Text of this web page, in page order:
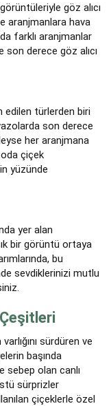
göz alıcı
aranjmanlara hava
farklı aranjmanlar
derece göz alıcı
edilen türlerden biri
son derece
her aranjmana
çiçek
yüzünde
yer alan
bir görüntü ortaya
bu
sevdiklerinizi mutlu
sürdüren ve
başında
sebep olan canlı
sürprizler
çiçeklerle özel